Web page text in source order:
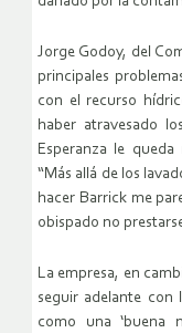
Jorge Godoy, del
principales
con el recurso
haber atravesado
Esperanza le
“Más allá de los
hacer Barrick me
obispado no
La empresa, en
seguir adelante con
como una ‘buena